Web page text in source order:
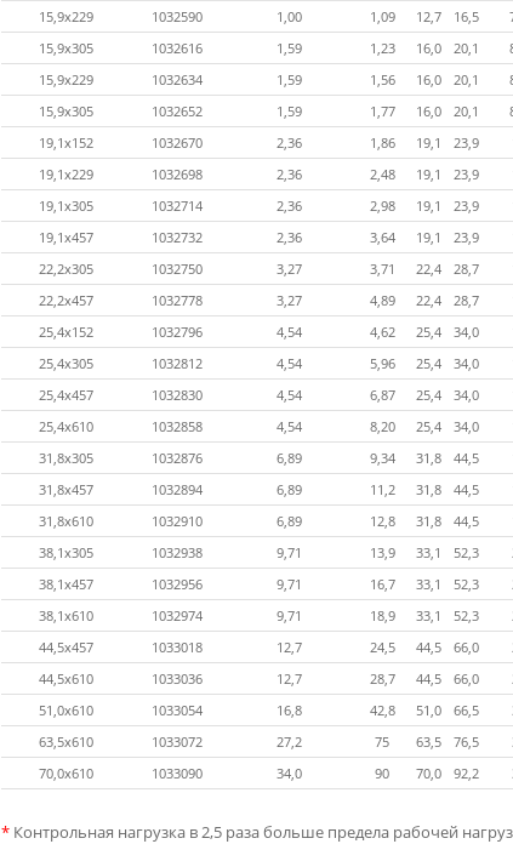
15,9х229
1032590 1,00 1,09 12,7 16,5
15,9х305
1032616 1,59 1,23 16,0 20,1
15,9x229
1032634 1,59 1,56 16,0 20,1
15,9x305
1032652 1,59 1,77 16,0 20,1
19,1х152
1032670 2,36 1,86 19,1 23,9
19,1х229
1032698 2,36 2,48 19,1 23,9
19,1х305
1032714 2,36 2,98 19,1 23,9
19,1х457
1032732 2,36 3,64 19,1 23,9
22,2х305
1032750 3,27 3,71 22,4 28,7
22,2х457
1032778 3,27 4,89 22,4 28,7
25,4х152
1032796 4,54 4,62 25,4 34,0
25,4х305
1032812 4,54 5,96 25,4 34,0
25,4х457
1032830 4,54 6,87 25,4 34,0
25,4x610
1032858 4,54 8,20 25,4 34,0
31,8x305
1032876 6,89 9,34 31,8 44,5
31,8x457
1032894 6,89 11,2 31,8 44,5
31,8x610
1032910 6,89 12,8 31,8 44,5
38,1х305
1032938 9,71 13,9 33,1 52,3
38,1х457
1032956 9,71 16,7 33,1 52,3
38,1х610
1032974 9,71 18,9 33,1 52,3
44,5х457
1033018 12,7 24,5 44,5 66,0
44,5x610
1033036 12,7 28,7 44,5 66,0
51,0x610
1033054 16,8 42,8 51,0 66,5
63,5x610
1033072 27,2 75 63,5 76,5
70,0x610
1033090 34,0 90 70,0 92,2
* Контрольная нагрузка в 2,5 раза больше предела рабочей